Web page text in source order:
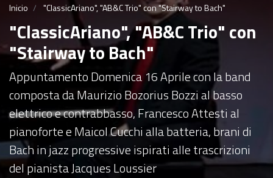
Inicio "ClassicAriano", "AB&C Trio" con "Stairway to Bach"
"ClassicAriano", "AB&C Trio" con
"Stairway to Bach"
Appuntamento Domenica 16 Aprile con la band
composta da Maurizio Bozorius Bozzi al basso
elettrico e contrabbasso, Francesco Attesti al
pianoforte e Maicol Cucchi alla batteria, brani di
Bach in jazz progressive ispirati alle trascrizioni
del pianista Jacques Loussier